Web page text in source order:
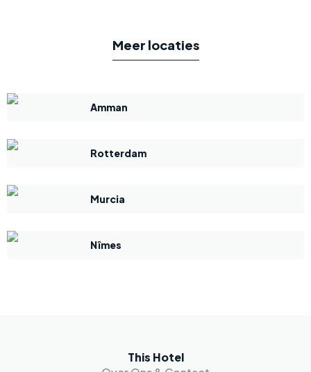
Meer locaties
Amman
Rotterdam
Murcia
Nîmes
This Hotel